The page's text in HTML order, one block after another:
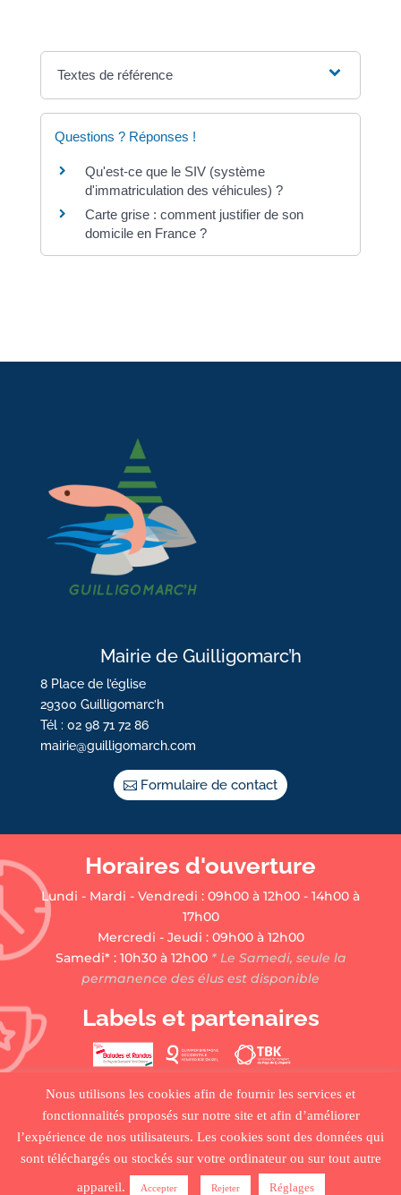
Textes de référence
Questions ? Réponses !
Qu'est-ce que le SIV (système
d'immatriculation des véhicules) ?
Carte grise : comment justifier de son
domicile en France ?
Mairie de Guilligomarc’h
8 Place de l’église
29300 Guilligomarc’h
Tél : 02 98 71 72 86
mairie@guilligomarch.com
Formulaire de contact
Horaires d'ouverture
Lundi - Mardi - Vendredi : 09h00 à 12h00 - 14h00 à
17h00
Mercredi - Jeudi : 09h00 à 12h00
Samedi* : 10h30 à 12h00* Le Samedi, seule la
permanence des élus est disponible
Labels et partenaires
PLAN DU SITE•MENTIONS LÉGALES •
Nous utilisons les cookies afin de fournir les services et
fonctionnalités proposés sur notre site et afin d’améliorer
l’expérience de nos utilisateurs. Les cookies sont des données qui
sont téléchargés ou stockés sur votre ordinateur ou sur tout autre
appareil.
Accepter Rejeter Réglages